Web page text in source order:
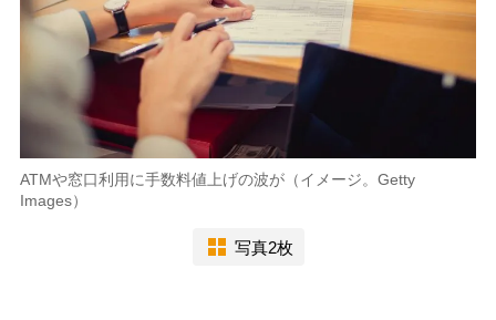
ATMや窓口利用に手数料値上げの波が（イメージ。Getty
Images）
写真2枚